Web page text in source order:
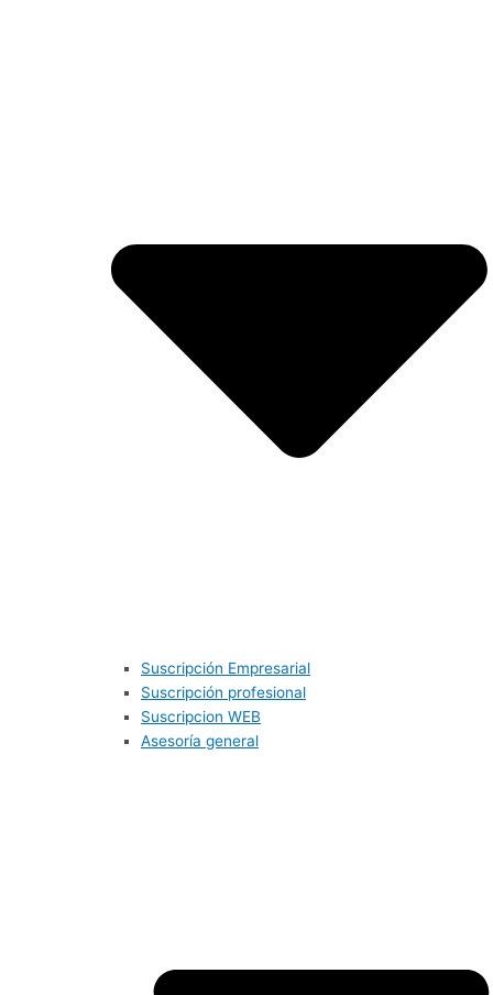
Suscripción Empresarial
Suscripción profesional
Suscripcion WEB
Asesoría general